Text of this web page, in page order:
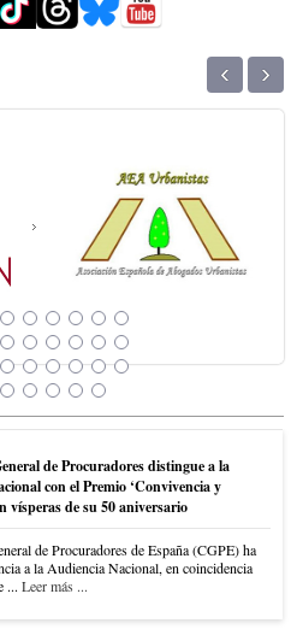
‹ ›
de Procuradores distingue a la
con el Premio ‘Convivencia y
vísperas de su 50 aniversario
de Procuradores de España (CGPE) ha
a la Audiencia Nacional, en coincidencia
... Leer más ...